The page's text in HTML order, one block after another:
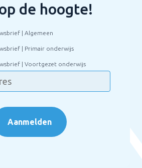
de hoogte!
Aanmelden
| Algemeen
| Primair onderwijs
| Voortgezet onderwijs